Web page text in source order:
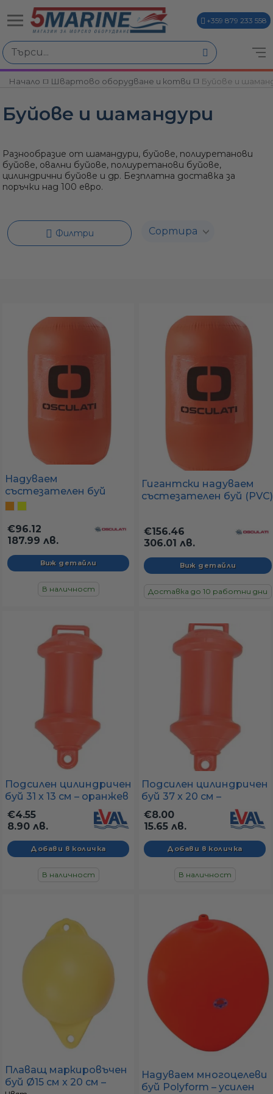
+359 879 233 558
Избери по
Начало Швартово оборудване и котви Буйове и
Буйове и шамандури
Разнообразие от шамандури, буйове, полиуретанови
буйове, овални буйове, полиуретанови буйове,
цилиндрични буйове и др. Безплатна доставка за
поръчки над 100 евро.
Филтри
Надуваем
състезателен буй
80x120 см (PVC) –
€96.12
187.99 лв.
Виж детайли
В наличност
Гигантски надуваем
състезателен буй (PVC)
€156.46
306.01 лв.
Виж детайли
Доставка до 10 работни дни
Подсилен цилиндричен
буй 31 x 13 см – оранжев
(рибарски маркер)
€4.55
8.90 лв.
В наличност
Подсилен цилиндричен
буй 37 x 20 см –
оранжев
(маркировъчен буй)
€8.00
15.65 лв.
В наличност
Плаващ маркировъчен
буй Ø15 см x 20 см –
Надуваем многоцелеви
буй Polyform – усилен